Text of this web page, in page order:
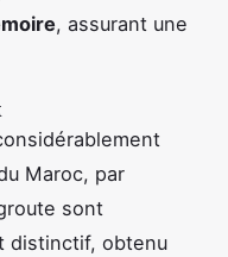
, assurant une
Maroc, par
sont
distinctif, obtenu